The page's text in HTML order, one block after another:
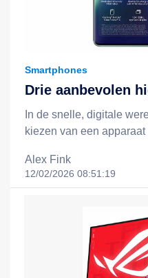
Smartphones
Drie aanbevolen
apparaten: Redmi
Note 14 Pro 5G
Redmi Pad 2-
In de snelle, digitale
kiezen van een
prijs biedt, essentieel
gelukkigere levensstijl.
middel van slimme,
het technologie uit tot
mensen uit alle lagen
artikel nemen we drie
Alex Fink
12/02/2026 08:51:19